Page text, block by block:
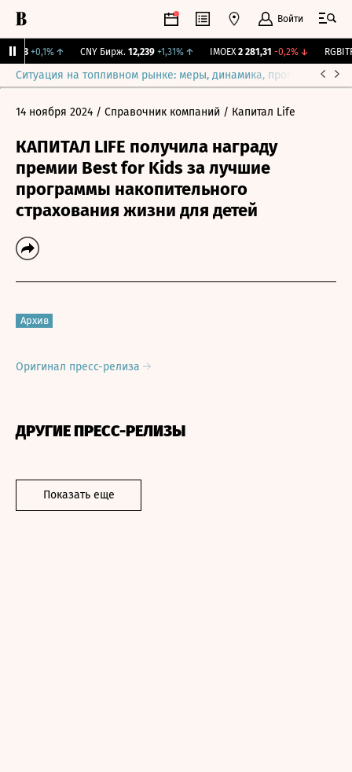
Войти
+0,1% ↑ CNY Бирж. 12,239 +1,31% ↑ IMOEX 2 281,31 -0,2%↓ RGBITR
Ситуация на топливном рынке: меры, динамика, прогнозы
14 ноября 2024 / Справочник компаний / Капитал Life
КАПИТАЛ LIFE получила награду
премии Best for Kids за лучшие
программы накопительного
страхования жизни для детей
Архив
Оригинал пресс-релиза
ДРУГИЕ ПРЕСС-РЕЛИЗЫ
Показать еще